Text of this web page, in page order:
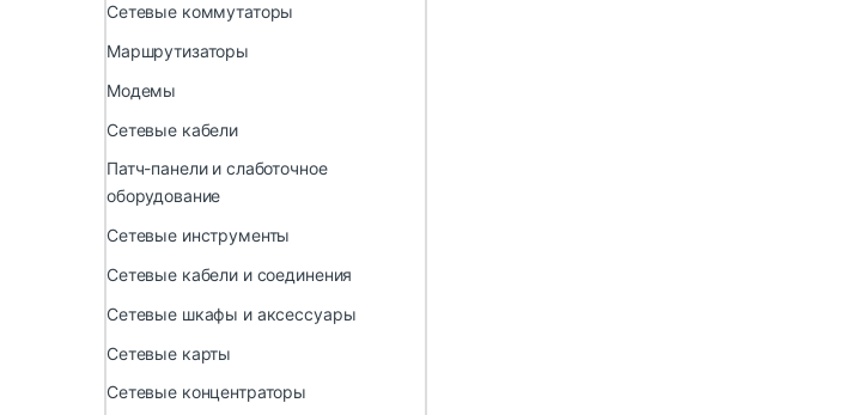
Сетевые коммутаторы
Маршрутизаторы
Модемы
Сетевые кабели
Патч-панели и слаботочное
оборудование
Сетевые инструменты
Сетевые кабели и соединения
Сетевые шкафы и аксессуары
Сетевые карты
Сетевые концентраторы